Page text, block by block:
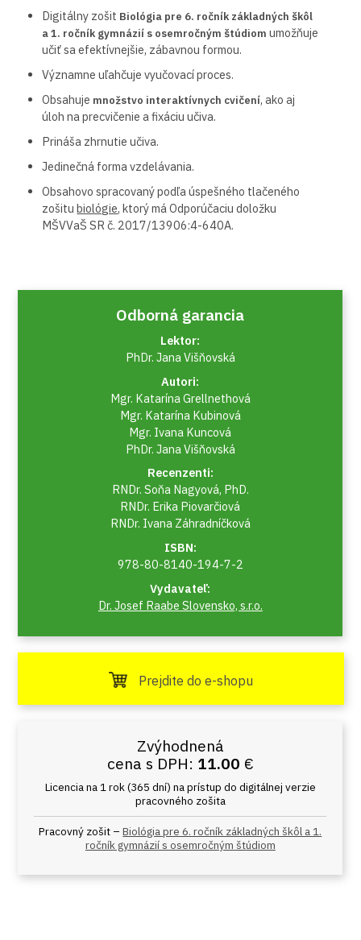
Digitálny zošit Biológia pre 6. ročník základných škôl
a 1. ročník gymnázií s osemročným štúdiom umožňuje
učiť sa efektívnejšie, zábavnou formou.
Významne uľahčuje vyučovací proces.
Obsahuje množstvo interaktívnych cvičení, ako aj
úloh na precvičenie a fixáciu učiva.
Prináša zhrnutie učiva.
Jedinečná forma vzdelávania.
Obsahovo spracovaný podľa úspešného tlačeného
zošitubiológie, ktorý má Odporúčaciu doložku
MŠVVaŠ SR č. 2017/13906:4-640A.
Odborná garancia
Lektor:
PhDr. Jana Višňovská
Autori:
Mgr. Katarína Grellnethová
Mgr. Katarína Kubinová
Mgr. Ivana Kuncová
PhDr. Jana Višňovská
Recenzenti:
RNDr. Soňa Nagyová, PhD.
RNDr. Erika Piovarčiová
RNDr. Ivana Záhradníčková
ISBN:
978-80-8140-194-7-2
Vydavateľ:
Dr. Josef Raabe Slovensko, s.r.o.
Prejdite do e-shopu
Zvýhodnená
cena s DPH: 11.00 €
Licencia na 1 rok (365 dní) na prístup do digitálnej verzie
pracovného zošita
Pracovný zošit –Biológia pre 6. ročník základných škôl a 1.
ročník gymnázií s osemročným štúdiom